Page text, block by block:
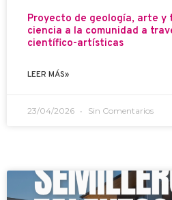
Proyecto de geología, arte
ciencia a la comunidad a
científico-artísticas
LEER MÁS»
23/04/2026 Sin Comentarios